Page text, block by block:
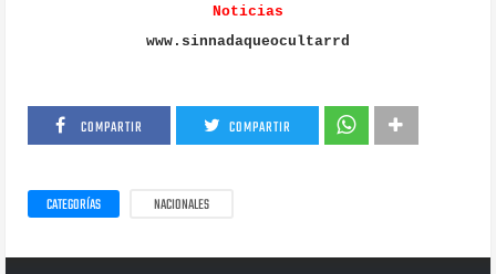
Noticias
www.sinnadaqueocultarrd
COMPARTIR COMPARTIR
CATEGORÍAS NACIONALES